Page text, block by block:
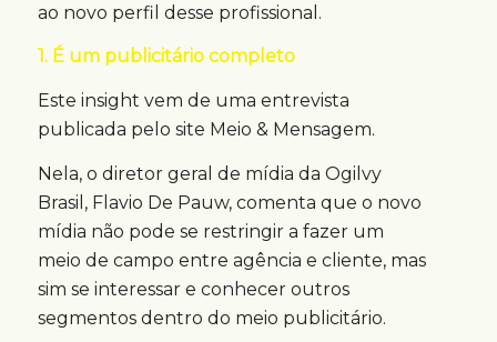
ao novo perfil desse profissional.
1. É um publicitário completo
Este insight vem de uma entrevista
publicada pelo site Meio & Mensagem.
Nela, o diretor geral de mídia da Ogilvy
Brasil, Flavio De Pauw, comenta que o novo
mídia não pode se restringir a fazer um
meio de campo entre agência e cliente, mas
sim se interessar e conhecer outros
segmentos dentro do meio publicitário.